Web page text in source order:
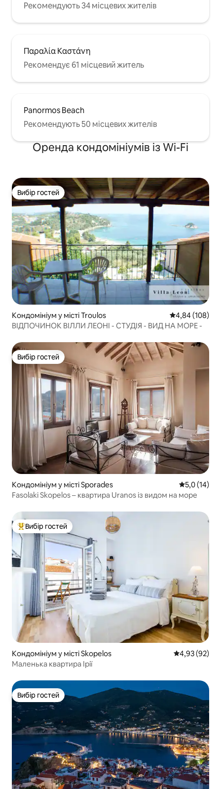
Рекомендують 34 місцевих жителів
Παραλία Καστάνη
Рекомендує 61 місцевий житель
Panormos Beach
Рекомендують 50 місцевих жителів
Оренда кондомініумів із Wi-Fi
Вибір гостей
Вибір гостей
Кондомініум у місті Troulos Середня
4,84 (108)
ВІДПОЧИНОК ВІЛЛИ ЛЕОНІ - СТУДІЯ - ВИД НА МОРЕ -
Вибір гостей
Вибір гостей
Кондомініум у місті Sporades Середня
5,0 (14)
Fasolaki Skopelos – квартира Uranos із видом на море
Топ вибір гостей
Вибір гостей
Кондомініум у місті Skopelos Середня
4,93 (92)
Маленька квартира Ірії
Вибір гостей
Вибір гостей